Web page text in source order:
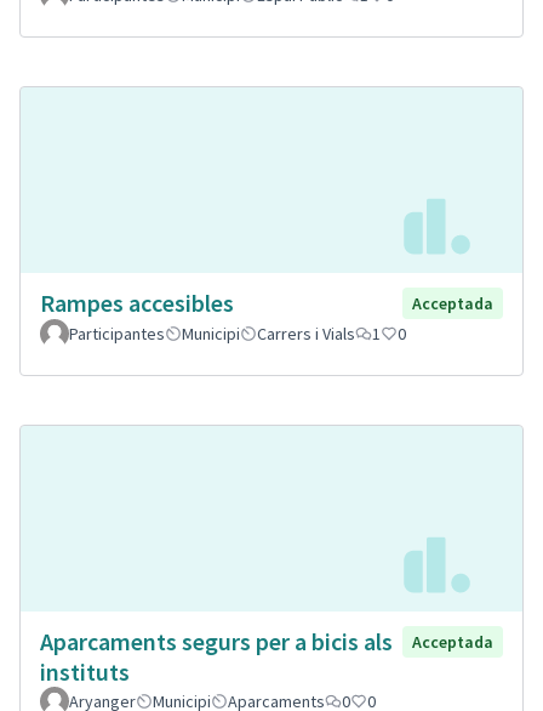
Rampes accesibles
Acceptada
Participantes
Municipi Carrers i Vials 1 0
Aparcaments segurs per a bicis als
instituts
Acceptada
Aryanger Municipi Aparcaments 0 0